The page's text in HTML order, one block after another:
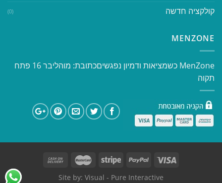
קולקציה חדשה (0)
MENZONE
​​MenZone כשמציאות ודמיון נפגשים​ כתובת: מוהליבר 16 פתח
תקוה
Site by: Visual - Pure Interactive